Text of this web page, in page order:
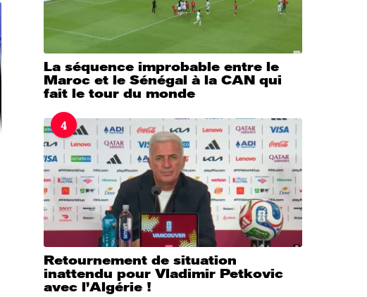
La séquence improbable entre le
Maroc et le Sénégal à la CAN qui
fait le tour du monde
4
Retournement de situation
inattendu pour Vladimir Petkovic
avec l’Algérie !